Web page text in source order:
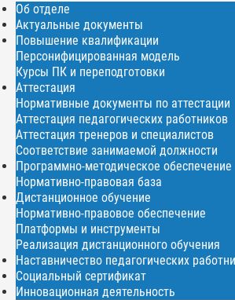
Об отделе
Актуальные документы
Повышение квалификации
Персонифицированная модель
Курсы ПК и переподготовки
Аттестация
Нормативные документы по аттестации
Аттестация педагогических работников
Аттестация тренеров и специалистов
Соответствие занимаемой должности
Программно-методическое обеспечение
Нормативно-правовая база
Дистанционное обучение
Нормативно-правовое обеспечение
Платформы и инструменты
Реализация дистанционного обучения
Наставничество педагогических
Социальный сертификат
Инновационная деятельность